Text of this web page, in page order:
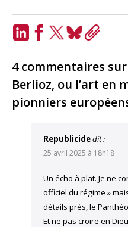
Link
4 commentaires
Berlioz, ou l’art en
pionniers
Republicidedit :
25 avril 2025 à 18h18
Un écho à plat. Je ne
officiel du régime »
détails près, le
Et ne pas croire en